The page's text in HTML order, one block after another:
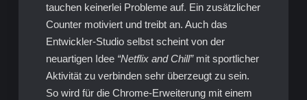
tauchen keinerlei Probleme auf. Ein zusätzlicher
Counter motiviert und treibt an. Auch das
Entwickler-Studio selbst scheint von der
neuartigen Idee “Netflix and Chill” mit sportlicher
Aktivität zu verbinden sehr überzeugt zu sein.
So wird für die Chrome-Erweiterung mit einem